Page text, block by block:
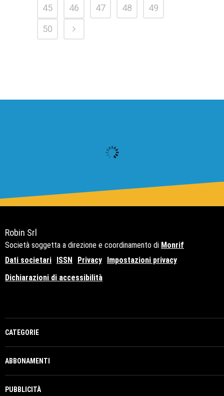
45
46 47 48
49
50
Robin Srl
Società soggetta a direzione e coordinamento di Monrif
Dati societari
ISSN Privacy
Impostazioni privacy
Dichiarazioni di accessibilità
CATEGORIE
ABBONAMENTI
PUBBLICITÀ